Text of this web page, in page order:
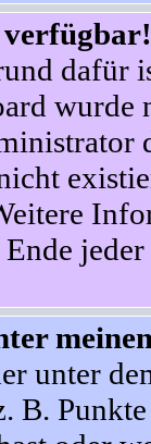
verfügbar!
dafür
wurde
jeder
unter
B.